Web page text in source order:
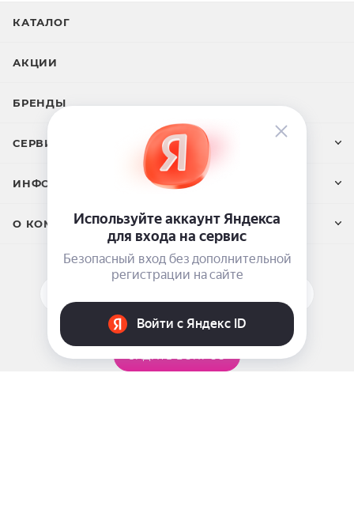
КАТАЛОГ
АКЦИИ
БРЕНДЫ
СЕРВИС И ПОДДЕРЖКА
ИНФОРМАЦИЯ
О КОМПАНИИ